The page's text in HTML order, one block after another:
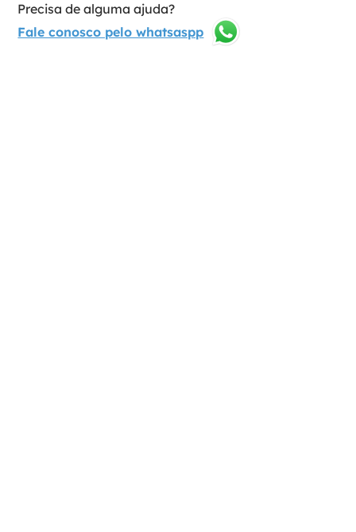
Precisa de alguma ajuda?
Fale conosco pelo whatsaspp